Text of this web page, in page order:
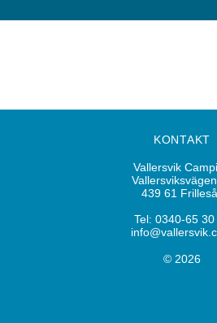
KONTAKT
Vallersvik
439 61
Tel: 0340-65 30
© 2026